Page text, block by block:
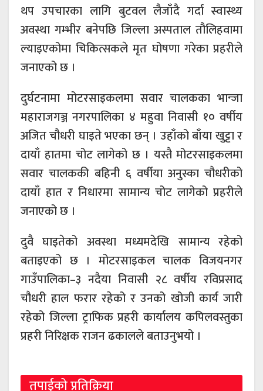
थप उपचारका लागि बुटवल लैजाँदै गर्दा स्वास्थ्य
अवस्था गम्भीर बनेपछि जिल्ला अस्पताल तौलिहवामा
ल्याइएकोमा चिकित्सकले मृत घोषणा गरेका प्रहरीले
जनाएको छ ।
दुर्घटनामा मोटरसाइकलमा सवार चालकका भान्जा
महाराजगञ्ज नगरपालिका ४ महुवा निवासी १० वर्षीय
अजित चौधरी घाइते भएका छन् । उहाँको बाँया खुट्टा र
दायाँ हातमा चोट लागेको छ । यस्तै मोटरसाइकलमा
सवार चालककी बहिनी ६ वर्षीया अनुस्का चौधरीको
दायाँ हात र निधारमा सामान्य चोट लागेको प्रहरीले
जनाएको छ ।
दुवै घाइतेको अवस्था मध्यमदेखि सामान्य रहेको
बताइएको छ । मोटरसाइकल चालक विजयनगर
गाउँपालिका–३ नदैया निवासी २८ वर्षीय रविप्रसाद
चौधरी हाल फरार रहेको र उनको खोजी कार्य जारी
रहेको जिल्ला ट्राफिक प्रहरी कार्यालय कपिलवस्तुका
प्रहरी निरिक्षक राजन ढकालले बताउनुभयो ।
तपाईको प्रतिक्रिया